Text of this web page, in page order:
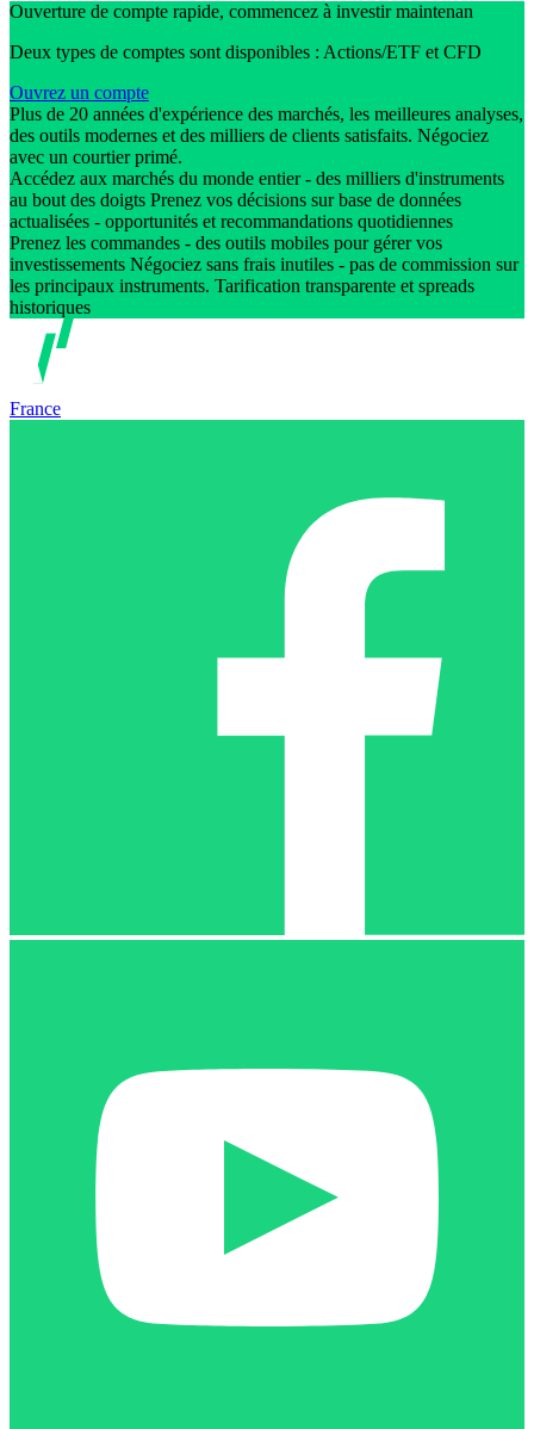
Ouverture de compte rapide, commencez à investir maintenan
Deux types de comptes sont disponibles : Actions/ETF et CFD
Ouvrez un compte
Plus de 20 années d'expérience des marchés, les meilleures analyses,
des outils modernes et des milliers de clients satisfaits. Négociez
avec un courtier primé.
Accédez aux marchés du monde entier - des milliers d'instruments
au bout des doigts Prenez vos décisions sur base de données
actualisées - opportunités et recommandations quotidiennes
Prenez les commandes - des outils mobiles pour gérer vos
investissements Négociez sans frais inutiles - pas de commission sur
les principaux instruments. Tarification transparente et spreads
historiques
France